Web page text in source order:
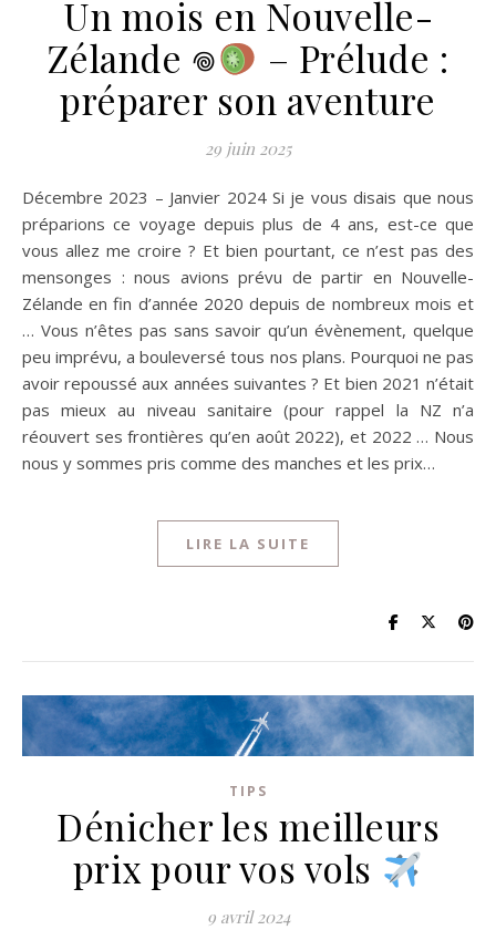
Un mois en Nouvelle-
Zélande 𖦹
– Prélude :
préparer son aventure
29 juin 2025
Décembre 2023 – Janvier 2024 Si je vous disais que nous
préparions ce voyage depuis plus de 4 ans, est-ce que
vous allez me croire ? Et bien pourtant, ce n’est pas des
mensonges : nous avions prévu de partir en Nouvelle-
Zélande en fin d’année 2020 depuis de nombreux mois et
… Vous n’êtes pas sans savoir qu’un évènement, quelque
peu imprévu, a bouleversé tous nos plans. Pourquoi ne pas
avoir repoussé aux années suivantes ? Et bien 2021 n’était
pas mieux au niveau sanitaire (pour rappel la NZ n’a
réouvert ses frontières qu’en août 2022), et 2022 … Nous
nous y sommes pris comme des manches et les prix…
LIRE LA SUITE
TIPS
Dénicher les meilleurs
prix pour vos vols
9 avril 2024